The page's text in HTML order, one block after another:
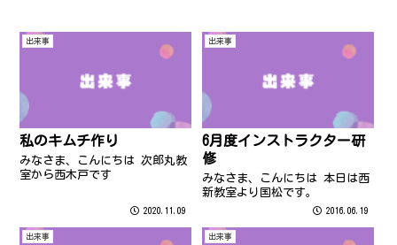
出来事
私のキムチ作り
みなさま、こんにちは 次郎丸教
室から西木戸です
2020.11.09
出来事
6月度インストラクター研
修
みなさま、こんにちは 本日は西
新教室より国松です。
2016.06.19
出来事 出来事